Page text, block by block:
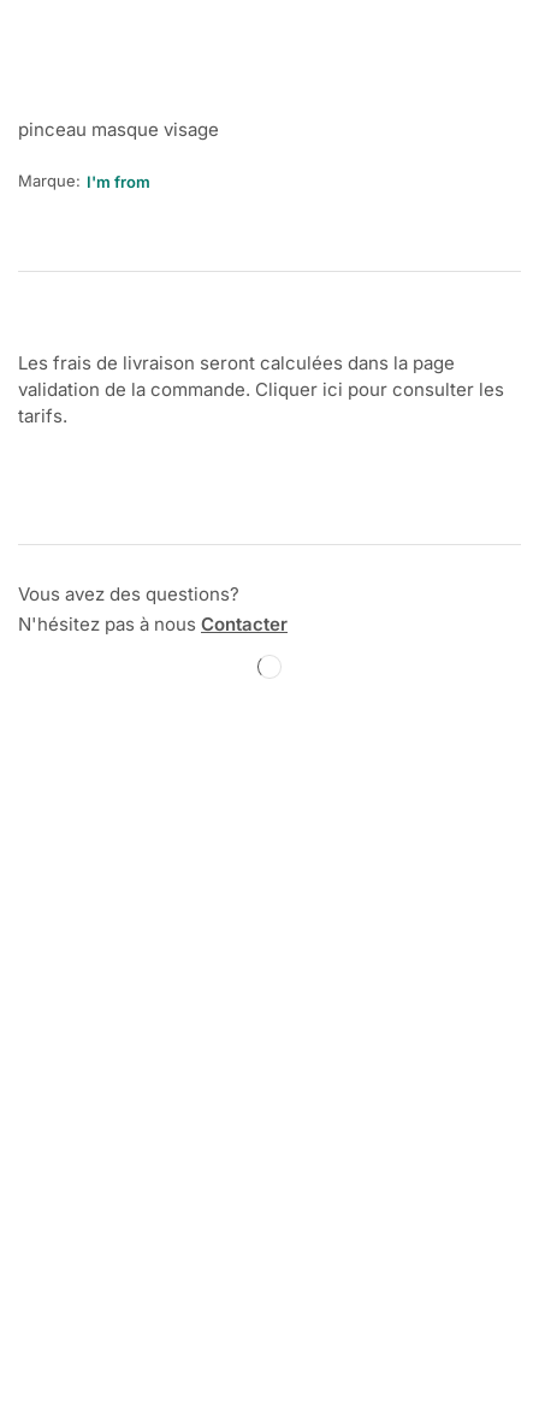
pinceau masque visage
Marque: I'm from
Les frais de livraison seront calculées dans la page
validation de la commande. Cliquer ici pour consulter les
tarifs.
Vous avez des questions?
N'hésitez pas à nous Contacter